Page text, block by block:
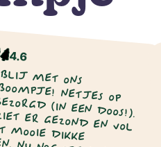
4.6
MET ONS
NETJES OP TIJD BEZORGD (IN EEN DOOS!).
GEZOND EN VOL UIT MET MOOIE DIKKE